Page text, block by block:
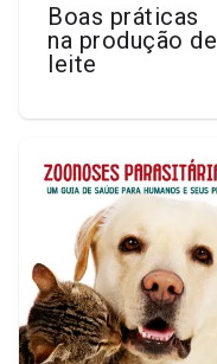
Boas práticas
na produção de
leite